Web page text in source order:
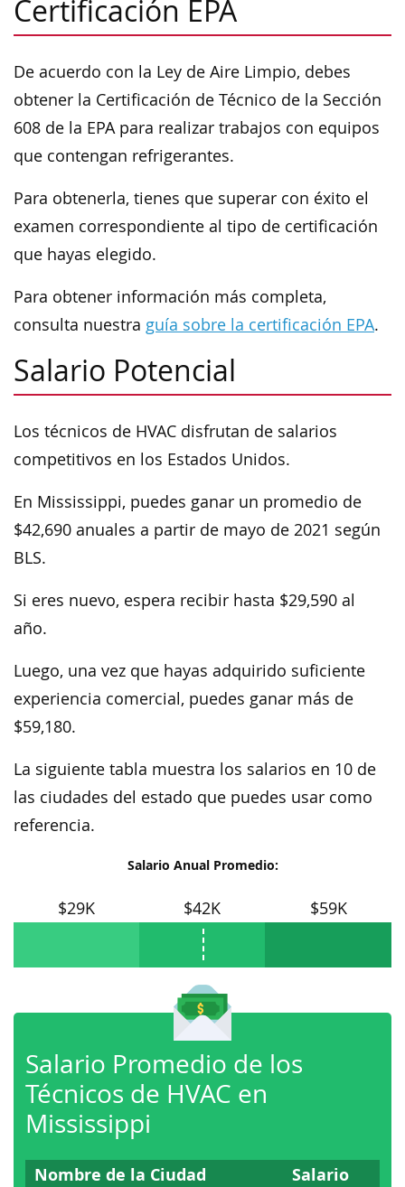
Certificación EPA
De acuerdo con la Ley de Aire Limpio, debes
obtener la Certificación de Técnico de la Sección
608 de la EPA para realizar trabajos con equipos
que contengan refrigerantes.
Para obtenerla, tienes que superar con éxito el
examen correspondiente al tipo de certificación
que hayas elegido.
Para obtener información más completa,
consulta nuestra guía sobre la certificación EPA.
Salario Potencial
Los técnicos de HVAC disfrutan de salarios
competitivos en los Estados Unidos.
En Mississippi, puedes ganar un promedio de
$42,690 anuales a partir de mayo de 2021 según
BLS.
Si eres nuevo, espera recibir hasta $29,590 al
año.
Luego, una vez que hayas adquirido suficiente
experiencia comercial, puedes ganar más de
$59,180.
La siguiente tabla muestra los salarios en 10 de
las ciudades del estado que puedes usar como
referencia.
Salario Anual Promedio:
$29K $42K $59K
Salario Promedio de los
Técnicos de HVAC en
Mississippi
Nombre de la Ciudad Salario